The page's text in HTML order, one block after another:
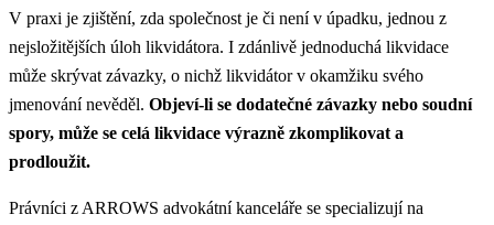
V praxi je zjištění, zda společnost je či není v úpadku, jednou z
nejsložitějších úloh likvidátora. I zdánlivě jednoduchá likvidace
může skrývat závazky, o nichž likvidátor v okamžiku svého
jmenování nevěděl. Objeví-li se dodatečné závazky nebo soudní
spory, může se celá likvidace výrazně zkomplikovat a
prodloužit.
Právníci z ARROWS advokátní kanceláře se specializují na